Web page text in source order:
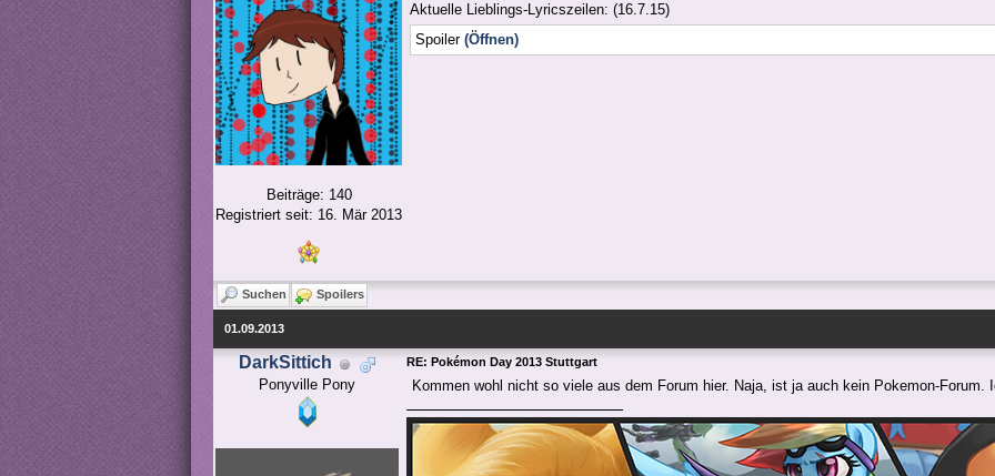
Beiträge: 140
Registriert seit: 16. Mär 2013
Aktuelle Lieblings-Lyricszeilen: (16.7.15)
Spoiler (Öffnen)
Suchen Spoilers
01.09.2013
DarkSittich
Ponyville Pony
RE: Pokémon Day 2013 Stuttgart
Kommen wohl nicht so viele aus dem Forum hier. Naja, ist ja auch kein Pokemon-